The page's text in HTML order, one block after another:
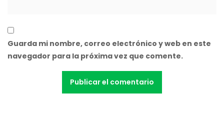
Guarda mi nombre, correo electrónico y web en este
navegador para la próxima vez que comente.